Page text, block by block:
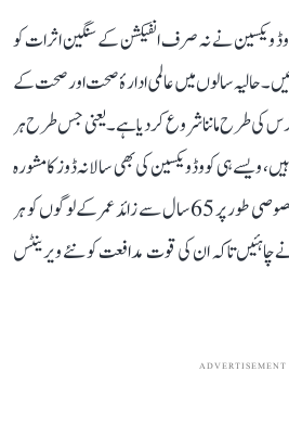
ویکسین نے نہ صرف انفیکشن کے سنگین اثرات کو
حالیہ سالوں میں عالمی ادارۂ صحت اور صحت کے
کی طرح ماننا شروع کر دیا ہے۔ یعنی جس طرح ہر
ویسے ہی کووڈ ویکسین کی بھی سالانہ ڈوز کا مشورہ
دیا جا رہا ہے۔ ماہرین کہتے ہیں کہ خصوصی طور پر 65 سال سے زائد عمر کے لوگوں کو ہر
چاہئیں تاکہ ان کی قوت مدافعت کو نئے ویرینٹس
ADVERTISEMENT